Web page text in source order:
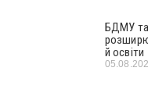
БДМУ та
й освіти